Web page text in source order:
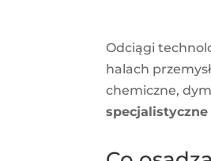
Odciągi
halach
chemiczne,